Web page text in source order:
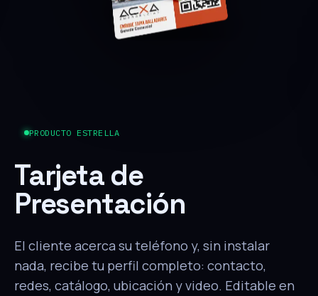
PRODUCTO ESTRELLA
Tarjeta de
Presentación
El cliente acerca su teléfono y, sin instalar
nada, recibe tu perfil completo: contacto,
redes, catálogo, ubicación y video. Editable en